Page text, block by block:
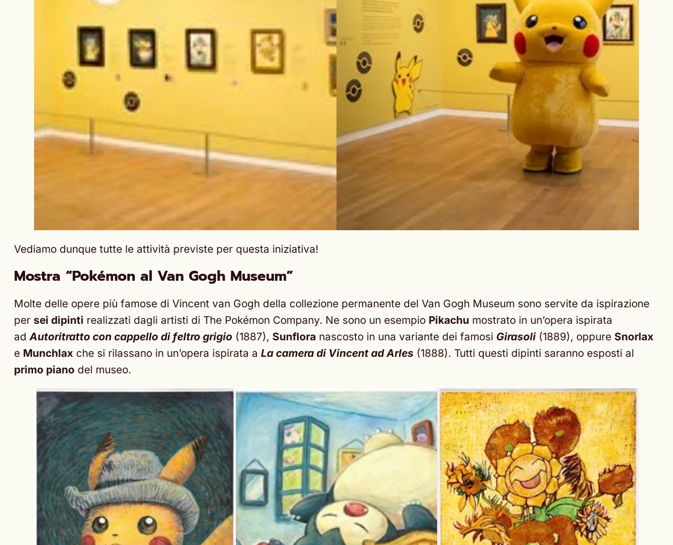
Vediamo dunque tutte le attività previste per questa iniziativa!
Mostra “Pokémon al Van Gogh Museum”
Molte delle opere più famose di Vincent van Gogh della collezione permanente del Van Gogh Museum sono servite da ispirazione
per sei dipinti realizzati dagli artisti di The Pokémon Company. Ne sono un esempio Pikachu mostrato in un’opera ispirata
adAutoritratto con cappello di feltro grigio (1887), Sunflora nascosto in una variante dei famosi Girasoli (1889), oppure Snorlax
e Munchlax che si rilassano in un’opera ispirata a La camera di Vincent ad Arles (1888). Tutti questi dipinti saranno esposti al
primo piano del museo.